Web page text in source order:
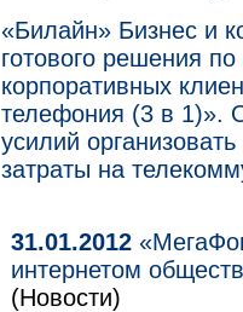
«Билайн» Бизнес и
готового решения
корпоративных
телефония (3 в 1)».
усилий
затраты на
31.01.2012
интернетом
(Новости)